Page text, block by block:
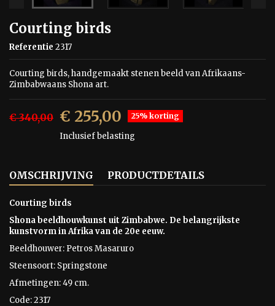
Courting birds
Referentie 2317
Courting birds, handgemaakt stenen beeld van Afrikaans-
Zimbabwaans Shona art.
€ 340,00 € 255,00 25% korting
Inclusief belasting
OMSCHRIJVING PRODUCTDETAILS
Courting birds
Shona beeldhouwkunst uit Zimbabwe. De belangrijkste
kunstvorm in Afrika van de 20e eeuw.
Beeldhouwer: Petros Masaruro
Steensoort: Springstone
Afmetingen: 49 cm.
Code: 2317